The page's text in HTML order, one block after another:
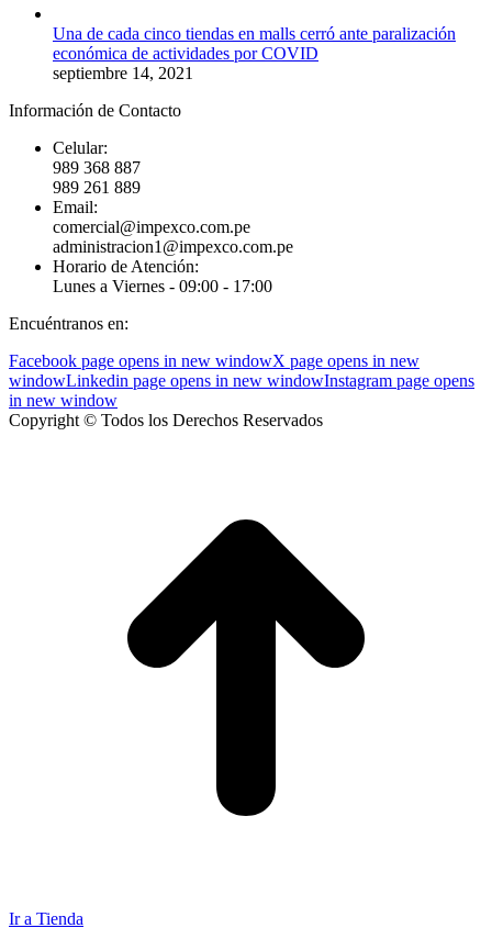
Una de cada cinco tiendas en malls cerró ante paralización
económica de actividades por COVID
septiembre 14, 2021
Información de Contacto
Celular:
989 368 887
989 261 889
Email:
comercial@impexco.com.pe
administracion1@impexco.com.pe
Horario de Atención:
Lunes a Viernes - 09:00 - 17:00
Encuéntranos en:
Facebook page opens in new windowX page opens in new
windowLinkedin page opens in new windowInstagram page opens
in new window
Copyright © Todos los Derechos Reservados
Ir a Tienda